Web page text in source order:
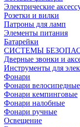
Электрические
Розетки и вилки
Патроны для ламп
Элементы питания
Батарейки
СИСТЕМЫ
Дверные звонки и
Инструменты для
Фонари
Фонари велосипедные
Фонари кемпинговые
Фонари налобные
Фонари ручные
Освещение